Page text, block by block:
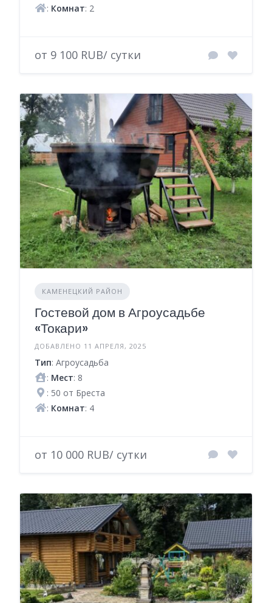
: Комнат: 2
от 9 100 RUB/ сутки
КАМЕНЕЦКИЙ РАЙОН
Гостевой дом в Агроусадьбе
«Токари»
ДОБАВЛЕНО 11 АПРЕЛЯ, 2025
Тип: Агроусадьба
: Мест: 8
: 50 от Бреста
: Комнат: 4
от 10 000 RUB/ сутки